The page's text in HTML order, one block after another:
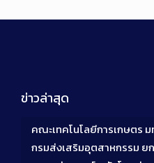
ข่าวล่าสุด
คณะเทคโนโลยีการเกษตร
กรมส่งเสริมอุตสาหกรรม ย